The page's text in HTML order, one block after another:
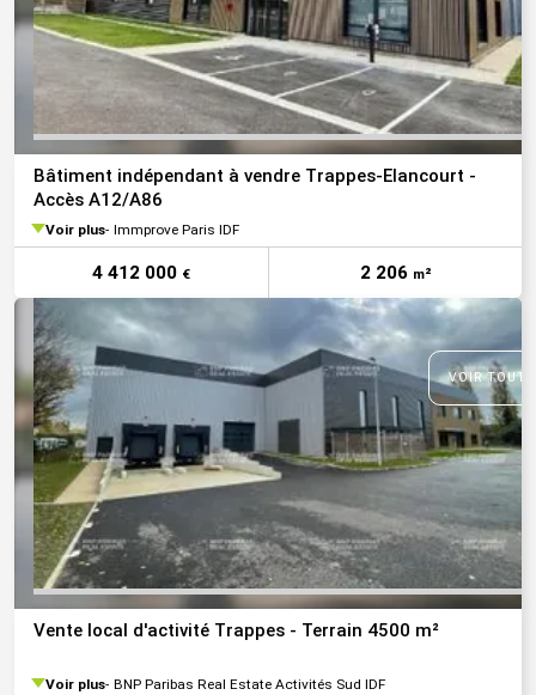
Bâtiment indépendant à vendre Trappes-Elancourt -
Accès A12/A86
Voir plus Immprove Paris IDF
4 412 000 € 2 206 m²
VOIR
Vente local d'activité Trappes - Terrain 4500 m²
Voir plus BNP Paribas Real Estate Activités Sud IDF